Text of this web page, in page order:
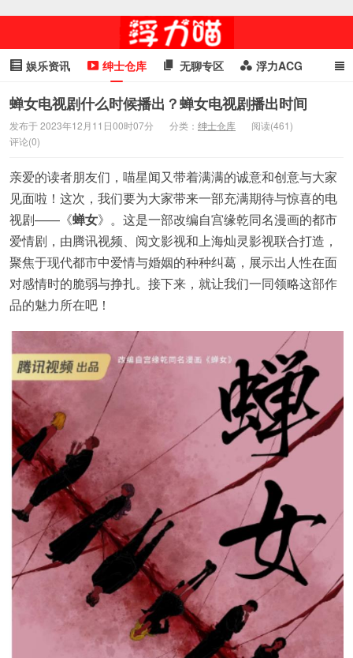
娱乐资讯 绅士仓库 无聊专区 浮力ACG
浮力GIF 明星头条 浮力资讯 头条女神 萌妹专区
cosplay
蝉女电视剧什么时候播出？蝉女电视剧播出时间
发布于 2023年12月11日00时07分 分类： 绅士仓库
阅读(461)
评论(0)
亲爱的读者朋友们，喵星闻又带着满满的诚意和创意与大家
见面啦！这次，我们要为大家带来一部充满期待与惊喜的电
视剧——《蝉女》。这是一部改编自宫缘乾同名漫画的都市
爱情剧，由腾讯视频、阅文影视和上海灿灵影视联合打造，
聚焦于现代都市中爱情与婚姻的种种纠葛，展示出人性在面
对感情时的脆弱与挣扎。接下来，就让我们一同领略这部作
品的魅力所在吧！